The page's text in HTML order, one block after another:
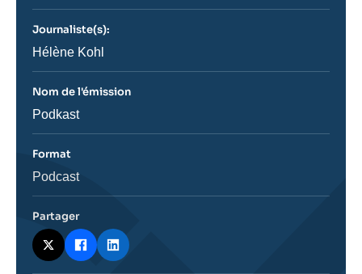
journal,
ou
émission
Journaliste(s):
Journaliste
Hélène Kohl
Nom de l'émission
Nom
Podkast
Format
Catégorie
Podcast
Partager